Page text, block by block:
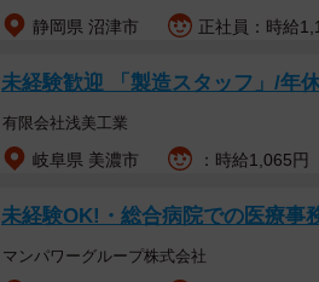
静岡県 沼津市 正社員：時給
未経験歓迎 「製造スタッフ」/年
有限会社浅美工業
岐阜県 美濃市 ：時給1,065円
未経験OK!・総合病院での医療事
マンパワーグループ株式会社